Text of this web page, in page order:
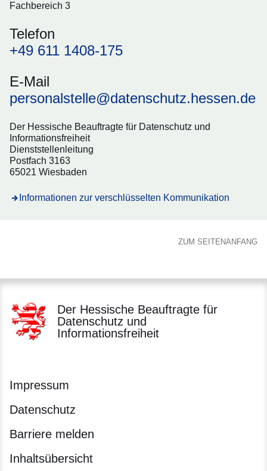
Fachbereich 3
Telefon
+49 611 1408-175
E-Mail
personalstelle@datenschutz.hessen.de
Der Hessische Beauftragte für Datenschutz und
Informationsfreiheit
Dienststellenleitung
Postfach 3163
65021 Wiesbaden
Informationen zur verschlüsselten Kommunikation
ZUM SEITENANFANG
Der Hessische Beauftragte für
Datenschutz und
Informationsfreiheit
Impressum
Datenschutz
Barriere melden
Inhaltsübersicht